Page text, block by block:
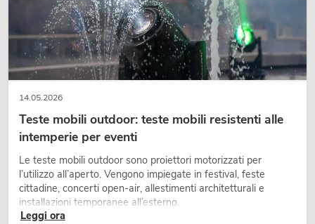
14.05.2026
Teste mobili outdoor: teste mobili resistenti alle
intemperie per eventi
Le teste mobili outdoor sono proiettori motorizzati per
l’utilizzo all’aperto. Vengono impiegate in festival, feste
cittadine, concerti open-air, allestimenti architetturali e
installazioni temporanee all’esterno.
Leggi ora